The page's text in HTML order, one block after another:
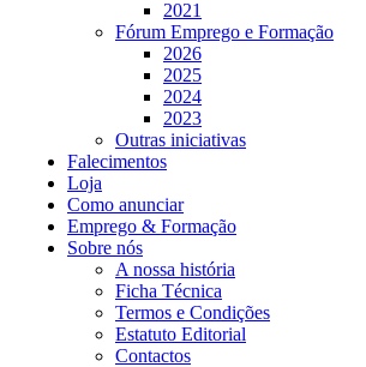
2021
Fórum Emprego e Formação
2026
2025
2024
2023
Outras iniciativas
Falecimentos
Loja
Como anunciar
Emprego & Formação
Sobre nós
A nossa história
Ficha Técnica
Termos e Condições
Estatuto Editorial
Contactos